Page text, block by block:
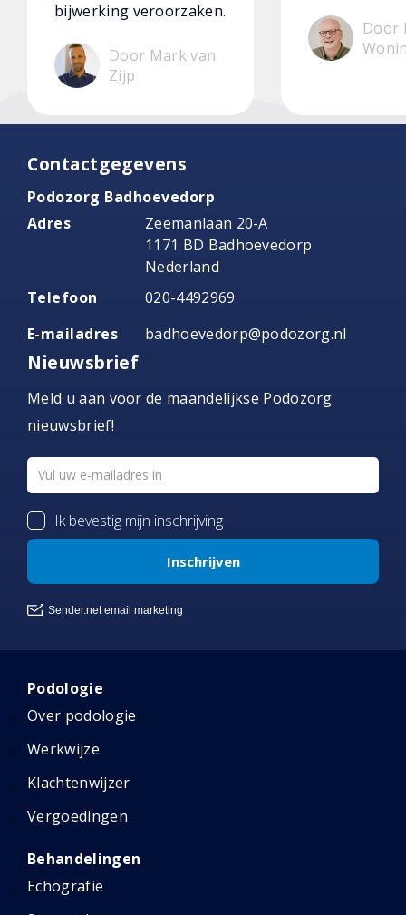
bijwerking veroorzaken.
Door Mark van
Zijp
Door
Contactgegevens
Podozorg Badhoevedorp
Adres
Zeemanlaan 20-A
1171 BD Badhoevedorp
Nederland
Telefoon
020-4492969
E-mailadres
badhoevedorp@podozorg.nl
Nieuwsbrief
Meld u aan voor de maandelijkse Podozorg
nieuwsbrief!
Podologie
Over podologie
Werkwijze
Klachtenwijzer
Vergoedingen
Behandelingen
Echografie